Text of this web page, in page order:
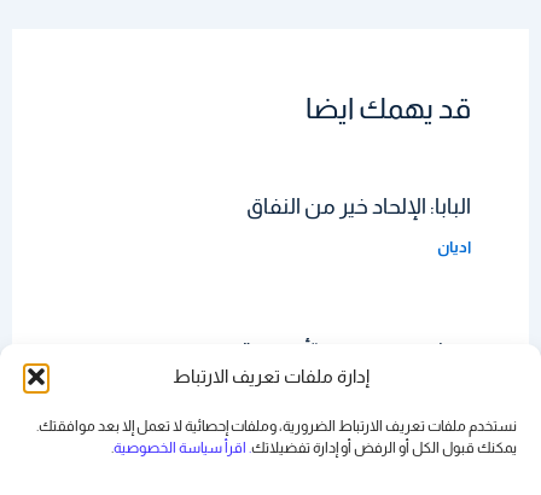
إدارة ملفات تعريف الارتباط
نستخدم ملفات تعريف الارتباط الضرورية، وملفات إحصائية لا تعمل إلا بعد موافقتك.
يمكنك قبول الكل أو الرفض أوإدارة تفضيلاتك. اقرأ سياسة الخصوصية.
قد يهمك ايضا
البابا: الإلحاد خير من النفاق
اديان
العثور على مقبرة “أطفال” ببيت راهبات